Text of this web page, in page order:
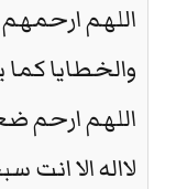
اللهم
والخطايا
اللهم ارحم
لااله الا انت